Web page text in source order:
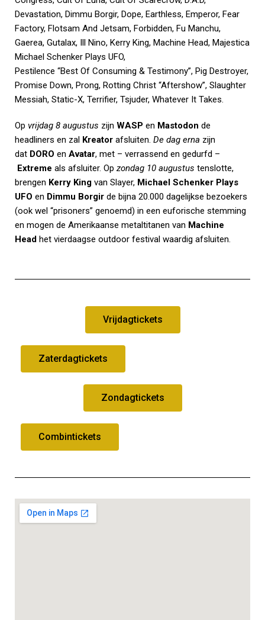
Devastation, Dimmu Borgir, Dope, Earthless, Emperor, Fear
Factory, Flotsam And Jetsam, Forbidden, Fu Manchu,
Gaerea, Gutalax, Ill Nino, Kerry King, Machine Head, Majestica
Michael Schenker Plays UFO,
Pestilence “Best Of Consuming & Testimony”, Pig Destroyer,
Promise Down, Prong, Rotting Christ “Aftershow”, Slaughter
Messiah, Static-X, Terrifier, Tsjuder, Whatever It Takes.
Op vrijdag 8 augustus zijn WASP en Mastodon de
headliners en zal Kreator afsluiten. De dag erna zijn
dat DORO en Avatar, met – verrassend en gedurfd –
Extreme als afsluiter. Op zondag 10 augustus tenslotte,
brengen Kerry King van Slayer, Michael Schenker Plays
UFO en Dimmu Borgir de bijna 20.000 dagelijkse bezoekers
(ook wel “prisoners” genoemd) in een euforische stemming
en mogen de Amerikaanse metaltitanen van Machine
Head het vierdaagse outdoor festival waardig afsluiten.
Vrijdagtickets
Zaterdagtickets
Zondagtickets
Combintickets